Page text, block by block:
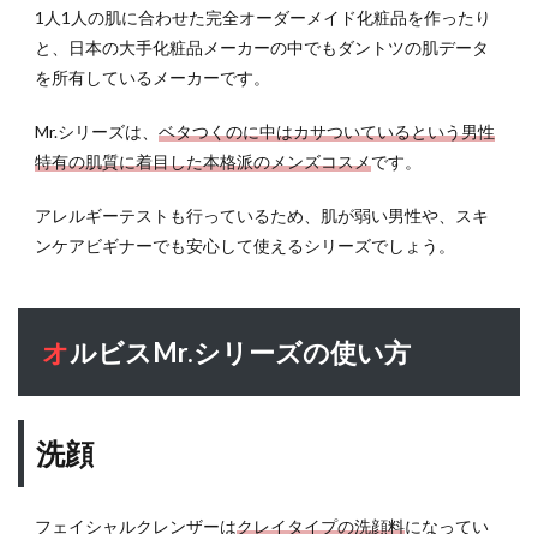
の肌
質を
肌質
別
ーズ
の使
フェ
イシ
ンザ
ーの
1人1人の肌に合わせた完全オーダーメイド化粧品を作ったり
と、日本の大手化粧品メーカーの中でもダントツの肌データ
を所有しているメーカーです。
Mr.シリーズは、 ベタつくのに中はカサついているという男性
特有の肌質に着目した本格派のメンズコスメです。
アレルギーテストも行っているため、肌が弱い男性や、スキ
ンケアビギナーでも安心して使えるシリーズでしょう。
オルビスMr.シリーズの使い方
洗顔
フェイシャルクレンザーはクレイタイプの洗顔料になってい